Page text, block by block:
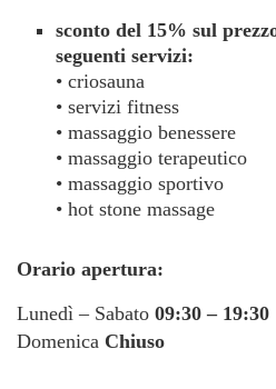
sconto del 15% sul
seguenti servizi:
• criosauna
• servizi fitness
• massaggio benessere
• massaggio terapeutico
• massaggio sportivo
• hot stone massage
Orario apertura:
Lunedì – Sabato 09:30 – 19:30
Domenica Chiuso